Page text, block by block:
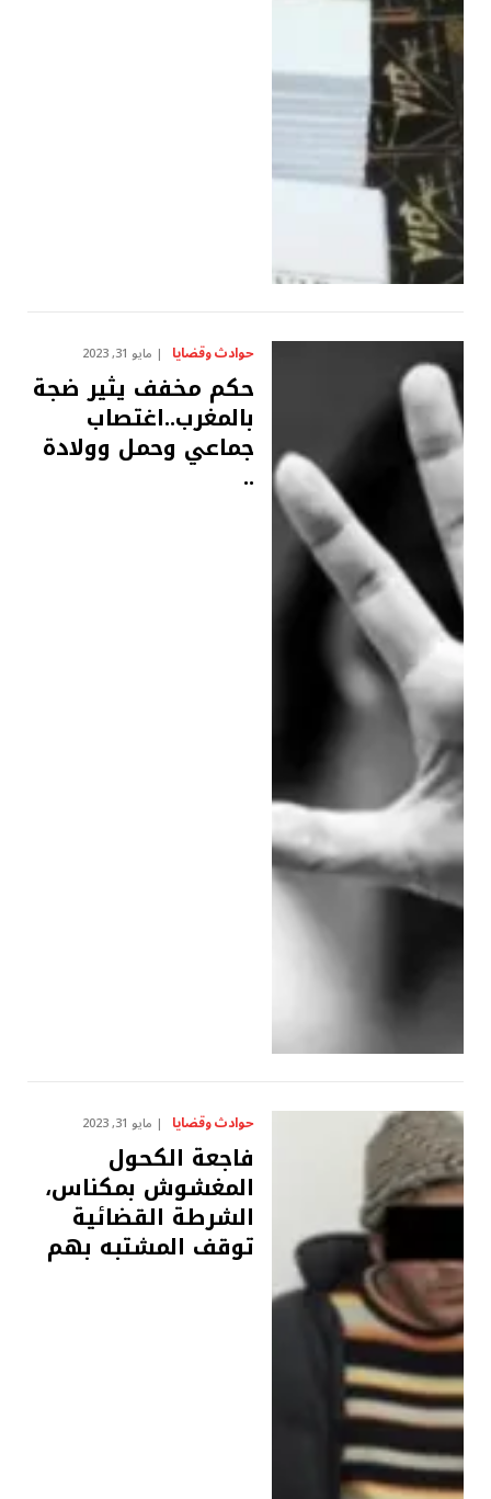
حوادث وقضايا مايو 31, 2023
حكم مخفف يثير ضجة
بالمغرب..اغتصاب
جماعي وحمل وولادة
..
حوادث وقضايا مايو 31, 2023
فاجعة الكحول
المغشوش بمكناس،
الشرطة القضائية
توقف المشتبه بهم